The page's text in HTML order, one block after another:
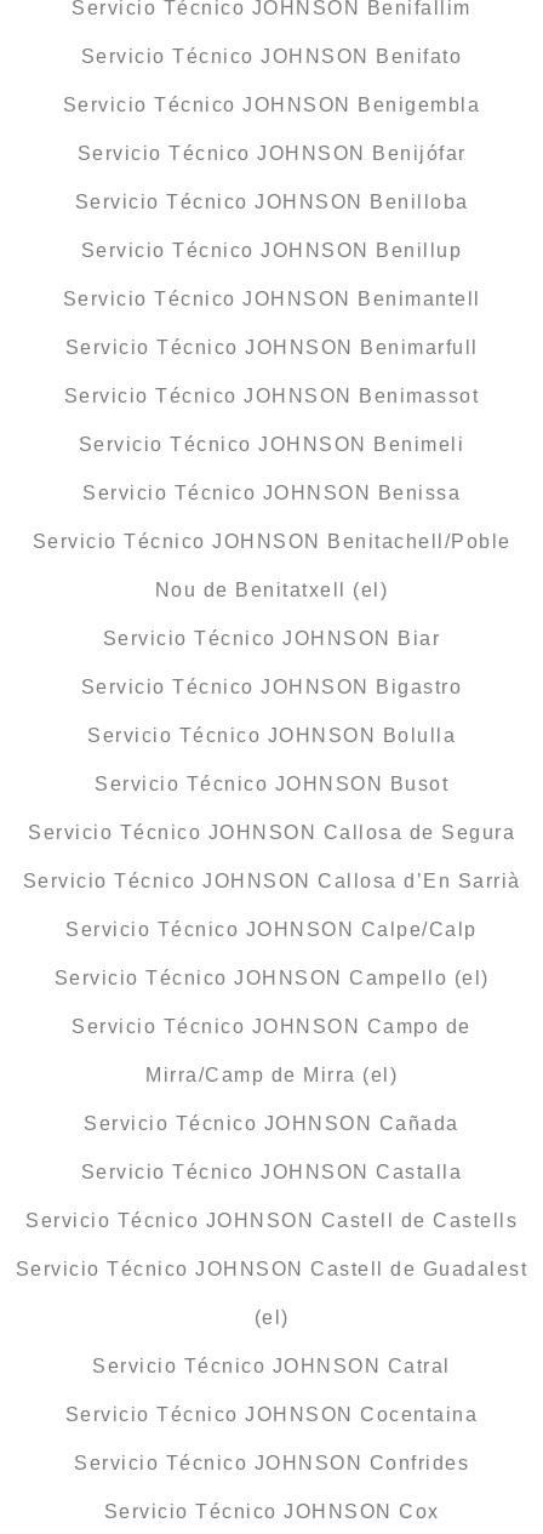
Servicio Técnico JOHNSON Benifallim
Servicio Técnico JOHNSON Benifato
Servicio Técnico JOHNSON Benigembla
Servicio Técnico JOHNSON Benijófar
Servicio Técnico JOHNSON Benilloba
Servicio Técnico JOHNSON Benillup
Servicio Técnico JOHNSON Benimantell
Servicio Técnico JOHNSON Benimarfull
Servicio Técnico JOHNSON Benimassot
Servicio Técnico JOHNSON Benimeli
Servicio Técnico JOHNSON Benissa
Servicio Técnico JOHNSON Benitachell/Poble
Nou de Benitatxell (el)
Servicio Técnico JOHNSON Biar
Servicio Técnico JOHNSON Bigastro
Servicio Técnico JOHNSON Bolulla
Servicio Técnico JOHNSON Busot
Servicio Técnico JOHNSON Callosa de Segura
Servicio Técnico JOHNSON Callosa d’En Sarrià
Servicio Técnico JOHNSON Calpe/Calp
Servicio Técnico JOHNSON Campello (el)
Servicio Técnico JOHNSON Campo de
Mirra/Camp de Mirra (el)
Servicio Técnico JOHNSON Cañada
Servicio Técnico JOHNSON Castalla
Servicio Técnico JOHNSON Castell de Castells
Servicio Técnico JOHNSON Castell de Guadalest
(el)
Servicio Técnico JOHNSON Catral
Servicio Técnico JOHNSON Cocentaina
Servicio Técnico JOHNSON Confrides
Servicio Técnico JOHNSON Cox